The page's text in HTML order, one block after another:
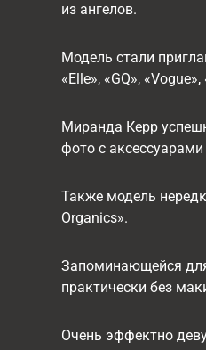
из ангелов.
Модель стали
«Elle», «GQ»,
Миранда Керр
фото с
Также модель
Organics».
Запоминающейся
практически без
Очень эффектно